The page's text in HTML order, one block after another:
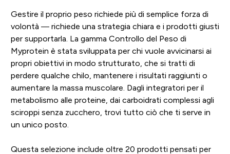
Gestire il proprio peso richiede più di semplice forza di
volontà — richiede una strategia chiara e i prodotti giusti
per supportarla. La gamma Controllo del Peso di
Myprotein è stata sviluppata per chi vuole avvicinarsi ai
propri obiettivi in modo strutturato, che si tratti di
perdere qualche chilo, mantenere i risultati raggiunti o
aumentare la massa muscolare. Dagli integratori per il
metabolismo alle proteine, dai carboidrati complessi agli
sciroppi senza zucchero, trovi tutto ciò che ti serve in
un unico posto.
Questa selezione include oltre 20 prodotti pensati per